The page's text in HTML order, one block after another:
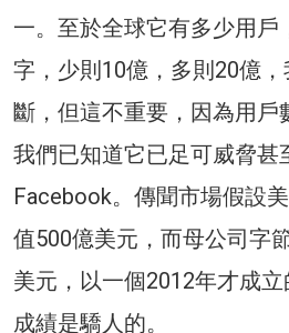
一。至於全球它有多少用戶
字，少則10億，多則20億，
斷，但這不重要，因為用戶
我們已知道它已足可威脅甚
Facebook。傳聞市場假設
值500億美元，而母公司字
美元，以一個2012年才成
成績是驕人的。